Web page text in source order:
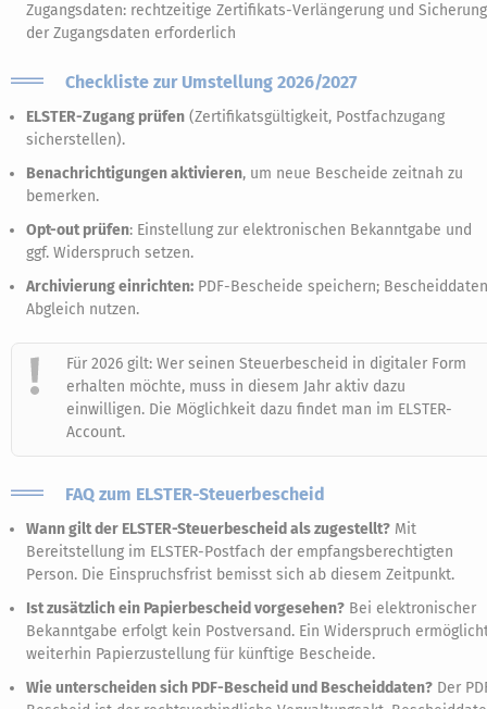
Zugangsdaten: rechtzeitige Zertifikats-Verlängerung und Sicherung
der Zugangsdaten erforderlich
Checkliste zur Umstellung 2026/2027
ELSTER-Zugang prüfen (Zertifikatsgültigkeit, Postfachzugang
sicherstellen).
Benachrichtigungen aktivieren, um neue Bescheide zeitnah zu
bemerken.
Opt-out prüfen: Einstellung zur elektronischen Bekanntgabe und
ggf. Widerspruch setzen.
Archivierung einrichten: PDF-Bescheide speichern;
Abgleich nutzen.
Für 2026 gilt: Wer seinen Steuerbescheid in digitaler Form
erhalten möchte, muss in diesem Jahr aktiv dazu
einwilligen. Die Möglichkeit dazu findet man im ELSTER-
Account.
FAQ zum ELSTER-Steuerbescheid
Wann gilt der ELSTER-Steuerbescheid als zugestellt? Mit
Bereitstellung im ELSTER-Postfach der empfangsberechtigten
Person. Die Einspruchsfrist bemisst sich ab diesem Zeitpunkt.
Ist zusätzlich ein Papierbescheid vorgesehen? Bei elektronischer
Bekanntgabe erfolgt kein Postversand. Ein Widerspruch
weiterhin Papierzustellung für künftige Bescheide.
Wie unterscheiden sich PDF-Bescheid und Bescheiddaten? Der